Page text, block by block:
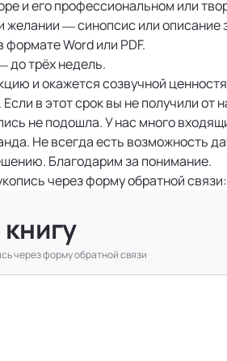
и его профессиональном или
желании — синопсис или описание
Word или PDF.
до трёх недель.
и окажется созвучной
в этот срок вы не получили от
не подошла. У нас много
Не всегда есть возможность
Благодарим за понимание.
через форму обратной связи:
через форму обратной связи